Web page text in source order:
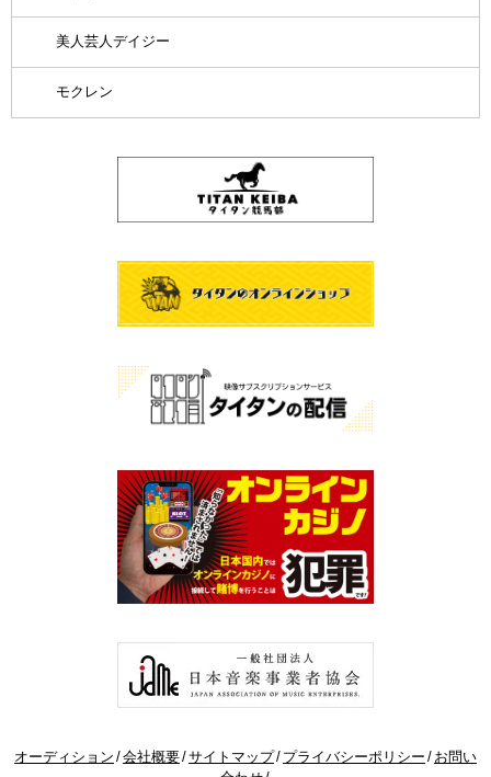
美人芸人デイジー
モクレン
オーディション 会社概要 サイトマップ プライバシーポリシー
お問い